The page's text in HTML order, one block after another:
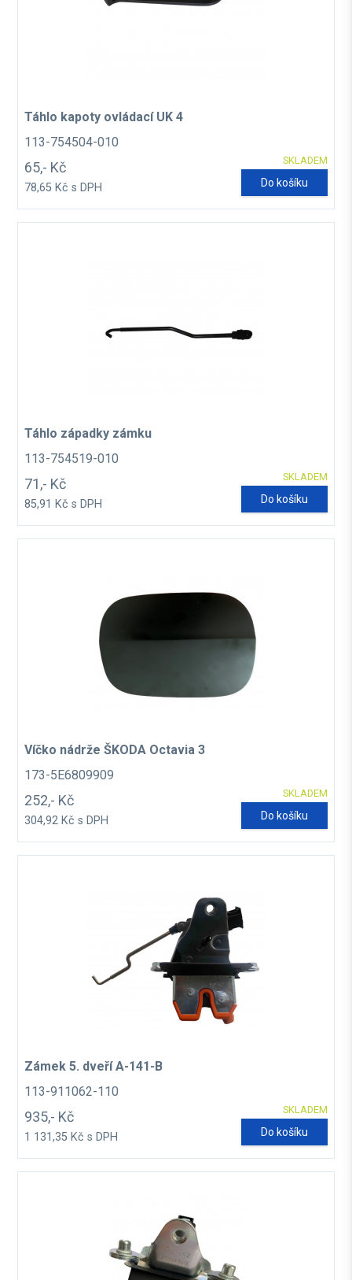
Táhlo kapoty ovládací UK 4
113-754504-010
SKLADEM
65,- Kč
78,65 Kč s DPH Do košíku
Táhlo západky zámku
113-754519-010
SKLADEM
71,- Kč
85,91 Kč s DPH Do košíku
Víčko nádrže ŠKODA Octavia 3
173-5E6809909
SKLADEM
252,- Kč
304,92 Kč s DPH Do košíku
Zámek 5. dveří A-141-B
113-911062-110
SKLADEM
935,- Kč
1 131,35 Kč s DPH Do košíku